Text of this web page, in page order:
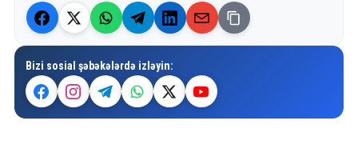
Bizi sosial şəbəkələrdə izləyin: